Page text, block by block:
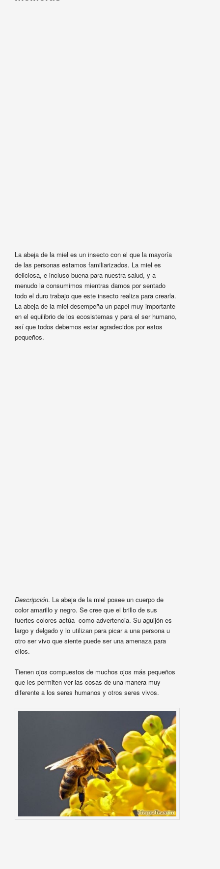
La abeja de la miel es un insecto con el que la mayoría
de las personas estamos familiarizados. La miel es
deliciosa, e incluso buena para nuestra salud, y a
menudo la consumimos mientras damos por sentado
todo el duro trabajo que este insecto realiza para crearla.
La abeja de la miel desempeña un papel muy importante
en el equilibrio de los ecosistemas y para el ser humano,
así que todos debemos estar agradecidos por estos
pequeños.
Descripción. La abeja de la miel posee un cuerpo de
color amarillo y negro. Se cree que el brillo de sus
fuertes colores actúa como advertencia. Su aguijón es
largo y delgado y lo utilizan para picar a una persona u
otro ser vivo que siente puede ser una amenaza para
ellos.
Tienen ojos compuestos de muchos ojos más pequeños
que les permiten ver las cosas de una manera muy
diferente a los seres humanos y otros seres vivos.